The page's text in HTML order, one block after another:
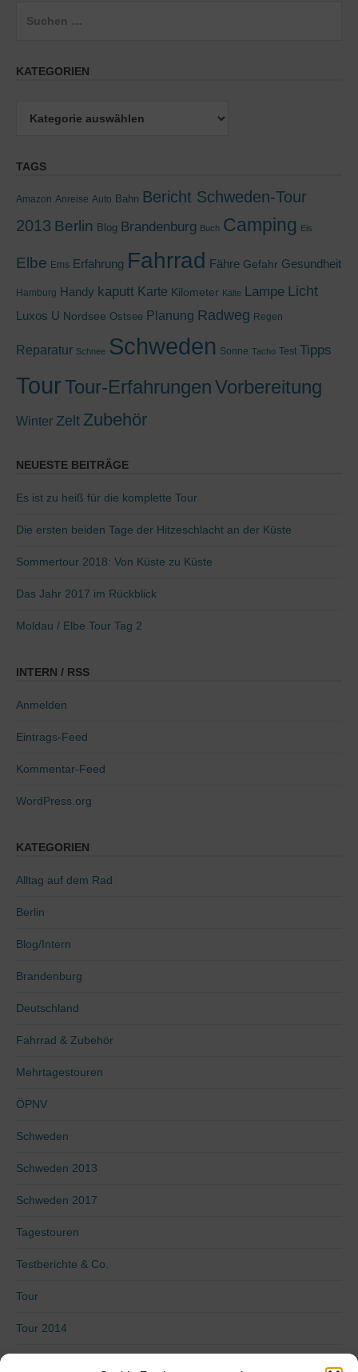
KATEGORIEN
Kategorien
TAGS
Amazon Anreise Auto Bahn Bericht Schweden-Tour
2013 Berlin Blog Brandenburg Buch Camping Eis
Elbe Ems Erfahrung Fahrrad Fähre Gefahr Gesundheit
Hamburg Handy kaputt Karte Kilometer Kälte Lampe Licht
Luxos U Nordsee Ostsee Planung Radweg Regen
Reparatur Schnee Schweden Sonne Tacho Test Tipps
TourTour-ErfahrungenVorbereitung
Winter Zelt Zubehör
NEUESTE BEITRÄGE
Es ist zu heiß für die komplette Tour
Die ersten beiden Tage der Hitzeschlacht an der Küste
Sommertour 2018: Von Küste zu Küste
Das Jahr 2017 im Rückblick
Moldau / Elbe Tour Tag 2
INTERN / RSS
Anmelden
Eintrags-Feed
Kommentar-Feed
WordPress.org
KATEGORIEN
Alltag auf dem Rad
Berlin
Blog/Intern
Brandenburg
Deutschland
Fahrrad & Zubehör
Mehrtagestouren
ÖPNV
Schweden
Schweden 2013
Schweden 2017
Tagestouren
Testberichte & Co.
Tour
Tour 2014